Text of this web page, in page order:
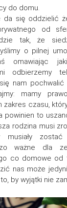
do domu.
da się oddzielić
od
tak, że
o pilnej
omawiając
odbierzemy
nam
mamy
zakres czasu,
powinien to
rodzina musi
musiały
ważne dla
co domowe
nas może
by wyjątki nie